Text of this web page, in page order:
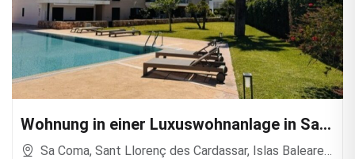
Wohnung in einer Luxuswohnanlage in Sa
Coma
Sa Coma, Sant Llorenç des Cardassar, Islas Baleares,